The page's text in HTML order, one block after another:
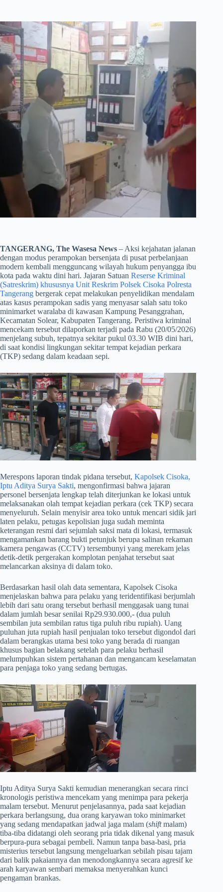
TANGERANG, The Wasesa News – Aksi kejahatan jalanan
dengan modus perampokan bersenjata di pusat perbelanjaan
modern kembali mengguncang wilayah hukum penyangga ibu
kota pada waktu dini hari. Jajaran Satuan Reserse Kriminal
(Satreskrim) khususnya Unit Reskrim Polsek Cisoka Polresta
Tangerang bergerak cepat melakukan penyelidikan mendalam
atas kasus perampokan sadis yang menyasar salah satu toko
minimarket waralaba di kawasan Kampung Pesanggrahan,
Kecamatan Solear, Kabupaten Tangerang. Peristiwa kriminal
mencekam tersebut dilaporkan terjadi pada Rabu (20/05/2026)
menjelang subuh, tepatnya sekitar pukul 03.30 WIB dini hari,
di saat kondisi lingkungan sekitar tempat kejadian perkara
(TKP) sedang dalam keadaan sepi.
​Merespons laporan tindak pidana tersebut, Kapolsek Cisoka,
Iptu Aditya Surya Sakti, mengonfirmasi bahwa jajaran
personel bersenjata lengkap telah diterjunkan ke lokasi untuk
melaksanakan olah tempat kejadian perkara (cek TKP) secara
menyeluruh. Selain menyisir area toko untuk mencari sidik jari
laten pelaku, petugas kepolisian juga sudah meminta
keterangan resmi dari sejumlah saksi mata di lokasi, termasuk
mengamankan barang bukti petunjuk berupa salinan rekaman
kamera pengawas (CCTV) tersembunyi yang merekam jelas
detik-detik pergerakan komplotan penjahat tersebut saat
melancarkan aksinya di dalam toko.
​Berdasarkan hasil olah data sementara, Kapolsek Cisoka
menjelaskan bahwa para pelaku yang teridentifikasi berjumlah
lebih dari satu orang tersebut berhasil menggasak uang tunai
dalam jumlah besar senilai Rp29.930.000,- (dua puluh
sembilan juta sembilan ratus tiga puluh ribu rupiah). Uang
puluhan juta rupiah hasil penjualan toko tersebut digondol dari
dalam berangkas utama besi toko yang berada di ruangan
khusus bagian belakang setelah para pelaku berhasil
melumpuhkan sistem pertahanan dan mengancam keselamatan
para penjaga toko yang sedang bertugas.
​Iptu Aditya Surya Sakti kemudian menerangkan secara rinci
kronologis peristiwa mencekam yang menimpa para pekerja
malam tersebut. Menurut penjelasannya, pada saat kejadian
perkara berlangsung, dua orang karyawan toko minimarket
yang sedang mendapatkan jadwal jaga malam (shiftmalam)
tiba-tiba didatangi oleh seorang pria tidak dikenal yang masuk
berpura-pura sebagai pembeli. Namun tanpa basa-basi, pria
misterius tersebut langsung mengeluarkan sebilah pisau tajam
dari balik pakaiannya dan menodongkannya secara agresif ke
arah karyawan sembari memaksa menyerahkan kunci
pengaman brankas.